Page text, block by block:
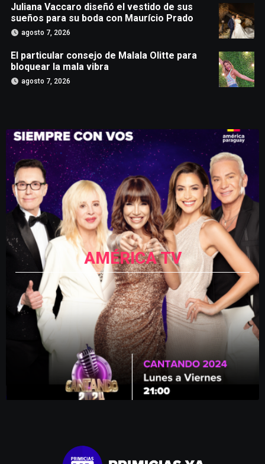
Juliana Vaccaro diseñó el vestido de sus
sueños para su boda con Maurício Prado
agosto 7, 2026
El particular consejo de Malala Olitte para
bloquear la mala vibra
agosto 7, 2026
AMÉRICA TV